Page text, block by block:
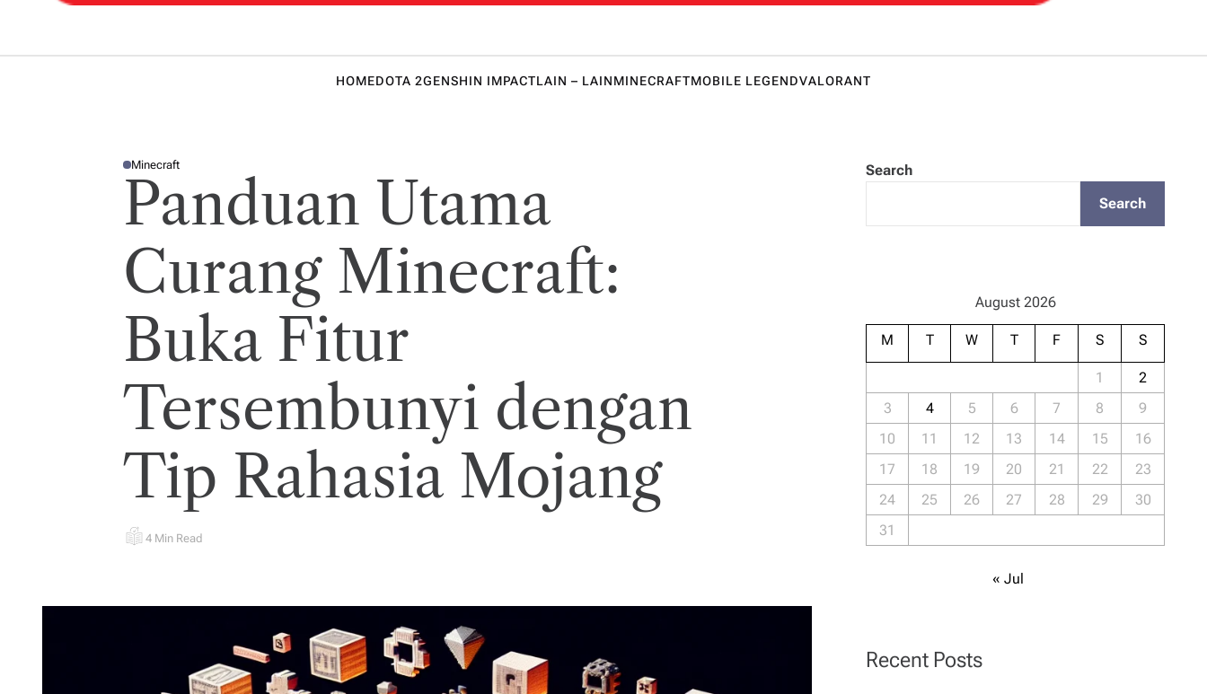
Honkai Star
lawanmu
HOMEDOTA 2GENSHIN IMPACTLAIN – LAINMINECRAFTMOBILE LEGENDVALORANT
P
O
D
Minecraft
Panduan Utama
Curang Minecraft:
Buka Fitur
Tersembunyi dengan
Tip Rahasia Mojang
E
4 Min Read
Search
Search
August 2026
M T W T F S S
1
2
3
4 5 6 7 8
9
10
11 12 13 14 15
16
17
18 19 20 21 22
23
24
25 26 27 28 29
30
31
« Jul
Recent Posts